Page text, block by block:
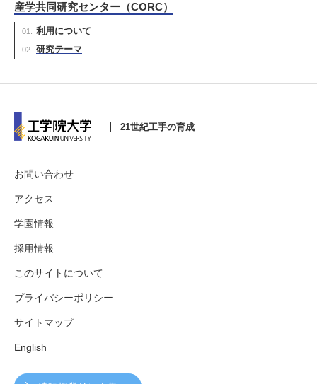
産学共同研究センター（CORC）
利用について
研究テーマ
21世紀工手の育成
お問い合わせ
アクセス
学園情報
採用情報
このサイトについて
プライバシーポリシー
サイトマップ
English